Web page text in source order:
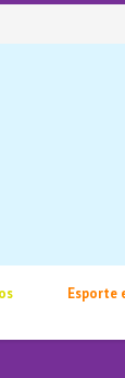
Esporte